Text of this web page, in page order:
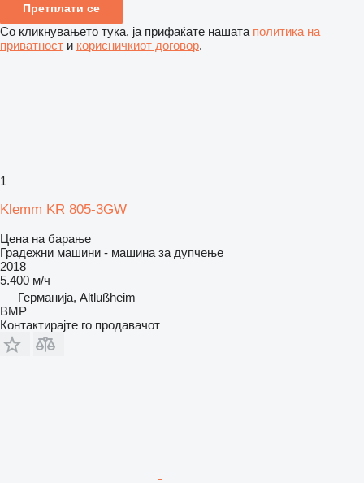
Претплати се
Со кликнувањето тука, ја прифаќате нашата политика на
приватност и корисничкиот договор.
1
Klemm KR 805-3GW
Цена на барање
Градежни машини - машина за дупчење
2018
5.400 м/ч
Германија, Altlußheim
BMP
Контактирајте го продавачот